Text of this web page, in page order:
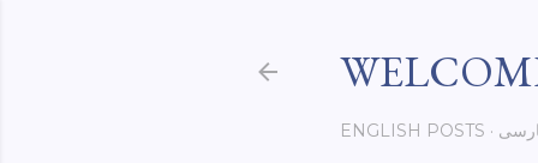
ENGLISH POSTS